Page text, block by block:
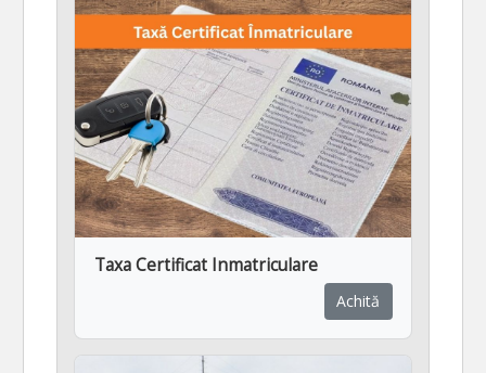
Taxa Certificat Inmatriculare
Achită